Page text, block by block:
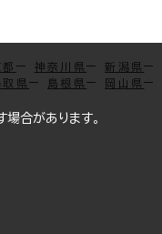
合があります。
神奈川県 新潟県
取県 島根県 岡山県